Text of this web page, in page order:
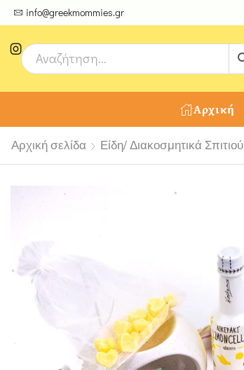
info@greekmommies.gr
μοναδικές δημιουργίες από τους Χειροτέχνες μας!
Αρχική
Αρχική σελίδα Είδη/ Διακοσμητικά Σπιτιού